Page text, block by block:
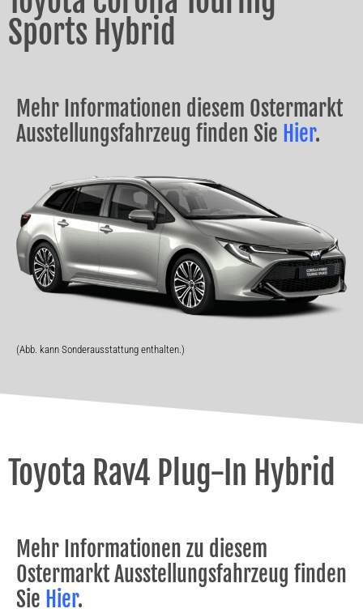
Sports Hybrid
Mehr Informationen diesem Ostermarkt
Ausstellungsfahrzeug finden Sie Hier.
(Abb. kann Sonderausstattung enthalten.)
Toyota Rav4 Plug-In Hybrid
Mehr Informationen zu diesem
Ostermarkt Ausstellungsfahrzeug finden
Sie Hier.